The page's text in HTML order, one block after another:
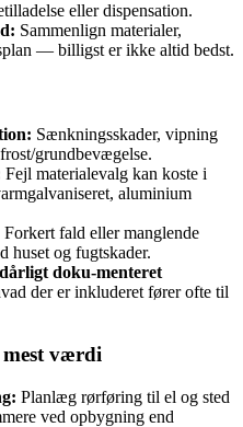
eller dispensation.
Sammenlign materialer,
— billigst er ikke altid bedst.
Sænkningsskader, vipning
grundbevægelse.
Fejl materialevalg kan koste i
aluminium
Forkert fald eller manglende
huset og fugtskader.
doku‑menteret
der er inkluderet fører ofte til
værdi
Planlæg rørføring til el og sted
ved opbygning end